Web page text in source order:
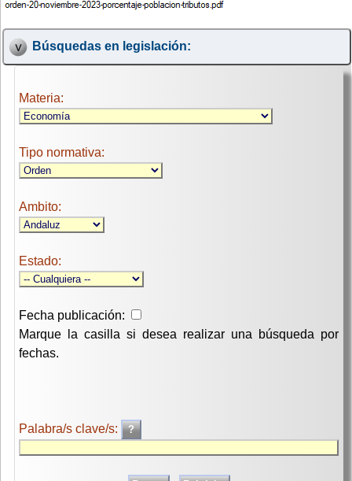
Búsquedas en legislación:
Materia:
Tipo normativa:
Ambito:
Estado:
Fecha publicación:
Marque la casilla si desea realizar una búsqueda por
fechas.
Palabra/s clave/s: